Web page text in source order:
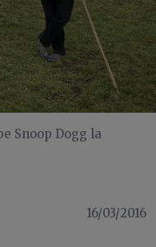
Snoop Dogg la
16/03/2016